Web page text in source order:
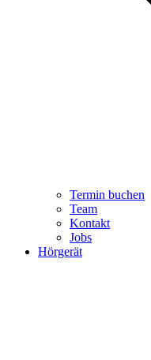
Termin buchen
Team
Kontakt
Jobs
Hörgerät